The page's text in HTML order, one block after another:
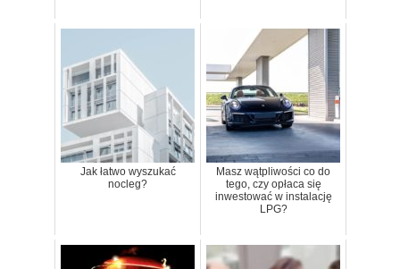
Jak łatwo wyszukać
nocleg?
Masz wątpliwości co do
tego, czy opłaca się
inwestować w instalację
LPG?